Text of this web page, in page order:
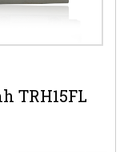
TRH15FL